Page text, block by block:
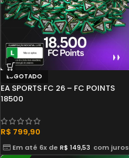
ESGOTADO
EA SPORTS FC 26 – FC POINTS
18500
R$ 799,90
Em até 6x de R$ 149,53 com juros